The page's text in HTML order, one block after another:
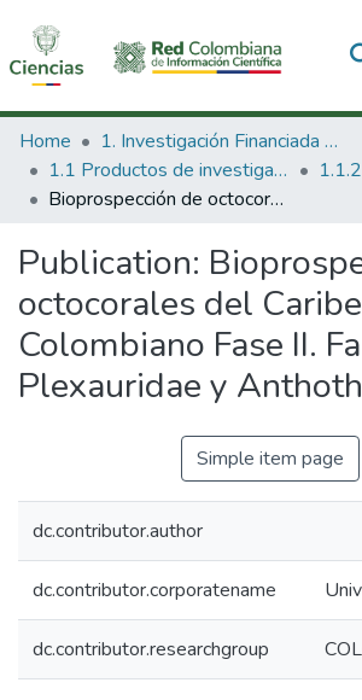
Communities & Collections
All of DSpace
Home
1. Investigación Financiada con Recursos Públicos
1.1 Productos de investigación
Bioprospección de octocorales del Caribe Colombiano Fase II. Familias Plexauridae y Anthothelidae.
Publication:
octocorales del Caribe
Colombiano Fase II.
Plexauridae y
Simple item page
dc.contributor.author
dc.contributor.corporatename
dc.contributor.researchgroup